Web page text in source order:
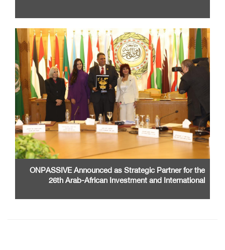
ONPASSIVE Announced as Strategic Partner for the
26th Arab-African Investment and International